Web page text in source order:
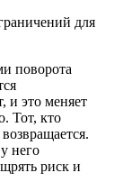
для
поворота
и это меняет
Тот, кто
него
риск и